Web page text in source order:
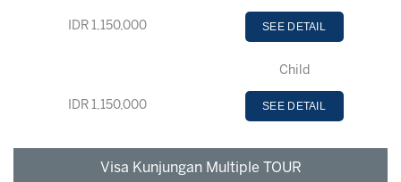
IDR 1,150,000 SEE DETAIL
Child
IDR 1,150,000 SEE DETAIL
Visa Kunjungan Multiple TOUR